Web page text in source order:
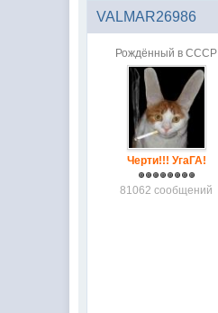
VALMAR26986
Рождённый в СССР
Черти!!! УгаГА!
81062 сообщений